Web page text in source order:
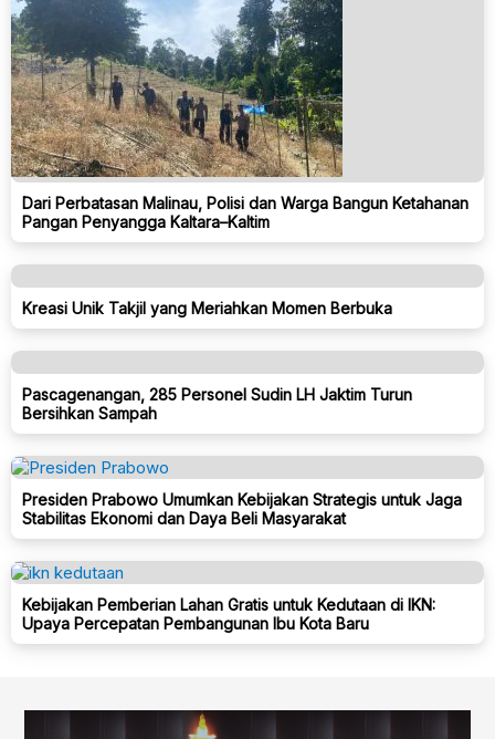
Dari Perbatasan Malinau, Polisi dan Warga Bangun Ketahanan
Pangan Penyangga Kaltara–Kaltim
Kreasi Unik Takjil yang Meriahkan Momen Berbuka
Pascagenangan, 285 Personel Sudin LH Jaktim Turun
Bersihkan Sampah
Presiden Prabowo Umumkan Kebijakan Strategis untuk Jaga
Stabilitas Ekonomi dan Daya Beli Masyarakat
Kebijakan Pemberian Lahan Gratis untuk Kedutaan di IKN:
Upaya Percepatan Pembangunan Ibu Kota Baru